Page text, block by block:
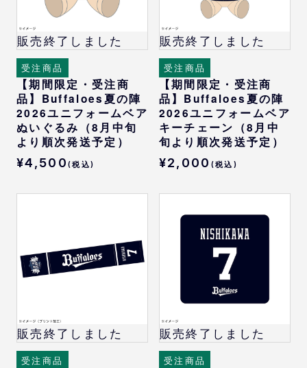
販売終了しました
受注商品
【期間限定・受注商
品】Buffaloes夏の陣
2026ユニフォームベア
ぬいぐるみ（8月中旬
より順次発送予定）
¥4,500 (税込)
販売終了しました
受注商品
【期間限定・受注商
品】Buffaloes夏の陣
2026ユニフォームベア
キーチェーン（8月中
旬より順次発送予定）
¥2,000 (税込)
販売終了しました
受注商品
販売終了しました
受注商品